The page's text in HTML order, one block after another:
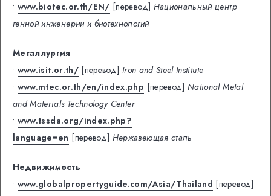
• www.biotec.or.th/EN/ [перевод] Национальный центр
генной инженерии и биотехнологий
Металлургия
• www.isit.or.th/ [перевод] Iron and Steel Institute
• www.mtec.or.th/en/index.php [перевод] National Metal
and Materials Technology Center
• www.tssda.org/index.php?
language=en [перевод] Нержавеющая сталь
Недвижимость
• www.globalpropertyguide.com/Asia/Thailand [перевод]